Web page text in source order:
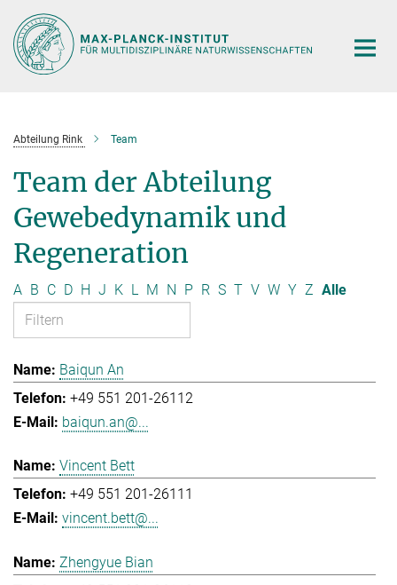
Hauptinhalt
Abteilung Rink Team
Team der Abteilung
Gewebedynamik und
Regeneration
A B C D H J K L M N P R S T V W Y Z Alle
Baiqun An
+49 551 201-26112
baiqun.an@...
Vincent Bett
+49 551 201-26111
vincent.bett@...
Zhengyue Bian